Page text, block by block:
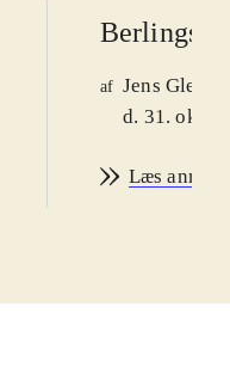
af Jens
d. 31. okt.
Læs